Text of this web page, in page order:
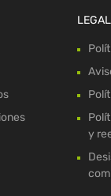
LEGAL
y